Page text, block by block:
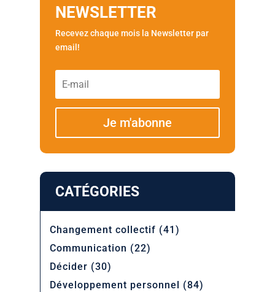
NEWSLETTER
Recevez chaque mois la Newsletter par
email!
Je m'abonne
CATÉGORIES
Changement collectif (41)
Communication (22)
Décider (30)
Développement personnel
(84)